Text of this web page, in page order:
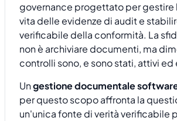
governance progettato per
vita delle evidenze di audit e
verificabile della conformità. La
non è archiviare documenti, ma
controlli sono, e sono stati, attivi
Ungestione documentale
per questo scopo affronta la
un'unica fonte di verità verificabile